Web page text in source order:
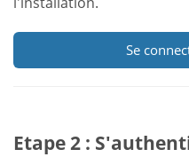
Se
Etape 2 :